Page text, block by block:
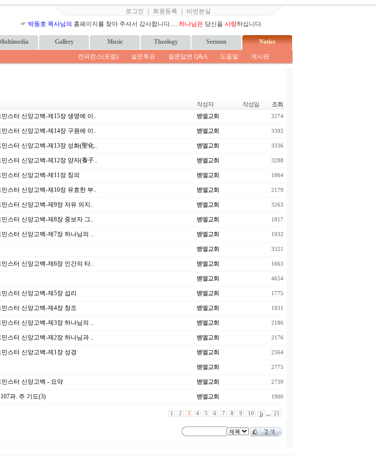
로그인 회원등록
비번분실
☞ 박동호 목사님의 홈페이지를 찾아 주셔서 감사합니다......하나님은 당신을 사랑하십니다.
Gallery Music Theology Sermon Notice
컨퍼런스(포럼) 설문투표 질문답변 Q&A 도움말 게시판
작성자 작성일 조회
스터 신앙고백-제15장 생명에 이.. 벧엘교회 3274
스터 신앙고백-제14장 구원에 이.. 벧엘교회 3392
스터 신앙고백-제13장 성화(聖化.. 벧엘교회 3336
스터 신앙고백-제12장 양자(養子.. 벧엘교회 3288
스터 신앙고백-제11장 칭의 벧엘교회 1864
스터 신앙고백-제10장 유효한 부.. 벧엘교회 2179
스터 신앙고백-제9장 자유 의지.. 벧엘교회 3263
스터 신앙고백-제8장 중보자 그.. 벧엘교회 1817
스터 신앙고백-제7장 하나님의 .. 벧엘교회 1932
벧엘교회 3521
스터 신앙고백-제6장 인간의 타.. 벧엘교회 1663
벧엘교회 4654
스터 신앙고백-제5장 섭리 벧엘교회 1775
스터 신앙고백-제4장 창조 벧엘교회 1831
스터 신앙고백-제3장 하나님의 .. 벧엘교회 2186
스터 신앙고백-제2장 하나님과 .. 벧엘교회 2176
스터 신앙고백-제1장 성경 벧엘교회 2564
벧엘교회 2775
스터 신앙고백 - 요약 벧엘교회 2739
과. 주 기도(3) 벧엘교회 1900
1 2 3 4 5 6 7 8 9 10 ,,, 21